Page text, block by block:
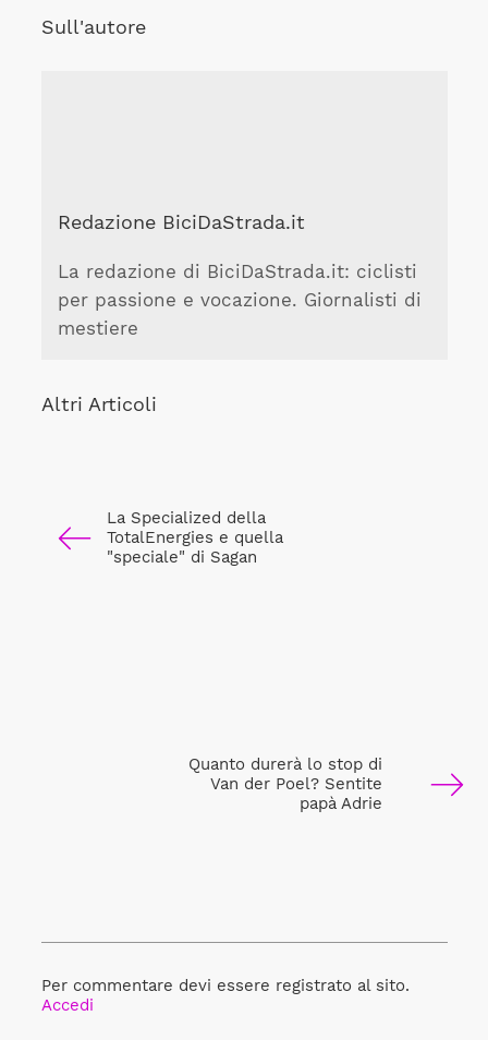
Sull'autore
Redazione BiciDaStrada.it
La redazione di BiciDaStrada.it: ciclisti
per passione e vocazione. Giornalisti di
mestiere
Altri Articoli
La Specialized della
TotalEnergies e quella
"speciale" di Sagan
Quanto durerà lo stop di
Van der Poel? Sentite
papà Adrie
Per commentare devi essere registrato al sito.
Accedi